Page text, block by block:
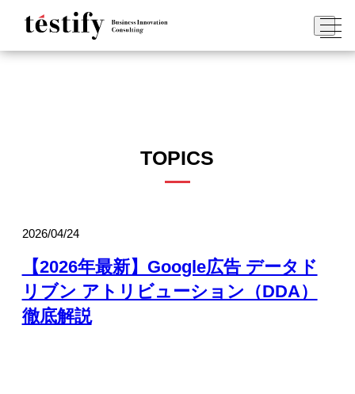
TOPICS
2026/04/24
【2026年最新】Google広告 データド
リブン アトリビューション（DDA）
徹底解説